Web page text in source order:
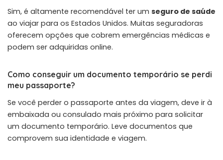
Sim, é altamente recomendável ter um seguro de saúde
ao viajar para os Estados Unidos. Muitas seguradoras
oferecem opções que cobrem emergências médicas e
podem ser adquiridas online.
Como conseguir um documento temporário se perdi
meu passaporte?
Se você perder o passaporte antes da viagem, deve ir à
embaixada ou consulado mais próximo para solicitar
um documento temporário. Leve documentos que
comprovem sua identidade e viagem.